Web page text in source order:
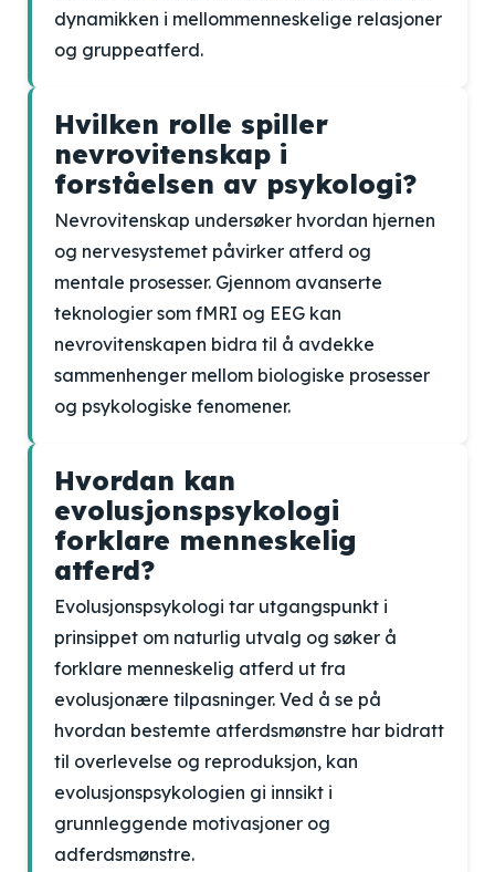
dynamikken i mellommenneskelige relasjoner
og gruppeatferd.
Hvilken rolle spiller
nevrovitenskap i
forståelsen av psykologi?
Nevrovitenskap undersøker hvordan hjernen
og nervesystemet påvirker atferd og
mentale prosesser. Gjennom avanserte
teknologier som fMRI og EEG kan
nevrovitenskapen bidra til å avdekke
sammenhenger mellom biologiske prosesser
og psykologiske fenomener.
Hvordan kan
evolusjonspsykologi
forklare menneskelig
atferd?
Evolusjonspsykologi tar utgangspunkt i
prinsippet om naturlig utvalg og søker å
forklare menneskelig atferd ut fra
evolusjonære tilpasninger. Ved å se på
hvordan bestemte atferdsmønstre har bidratt
til overlevelse og reproduksjon, kan
evolusjonspsykologien gi innsikt i
grunnleggende motivasjoner og
adferdsmønstre.